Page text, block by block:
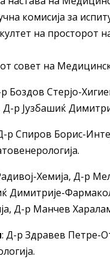
комисија за
на просторот
совет на
Боздов Стерјо-
Јузбашиќ
р Спиров Борис-
Хемија, Д-р
Димитрије-
Д-р Манчев
: Д-р Здравев Петре-